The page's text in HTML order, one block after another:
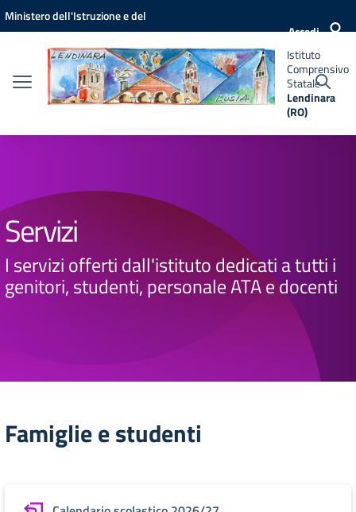
Vai ai contenuti
Vai al menu di navigazione
Vai al footer
Ministero dell'Istruzione e del
Accedi
Istituto
Comprensivo
Lendinara
(RO)
Istituto
Comprensivo
Statale
Lendinara
(RO)
Servizi
I servizi offerti dall'istituto dedicati a tutti i
genitori, studenti, personale ATA e docenti
Famiglie e studenti